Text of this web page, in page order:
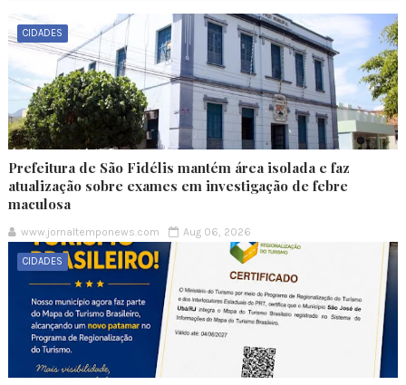
CIDADES
Prefeitura de São Fidélis mantém área isolada e faz
atualização sobre exames em investigação de febre
maculosa
www.jornaltemponews.com Aug 06, 2026
CIDADES